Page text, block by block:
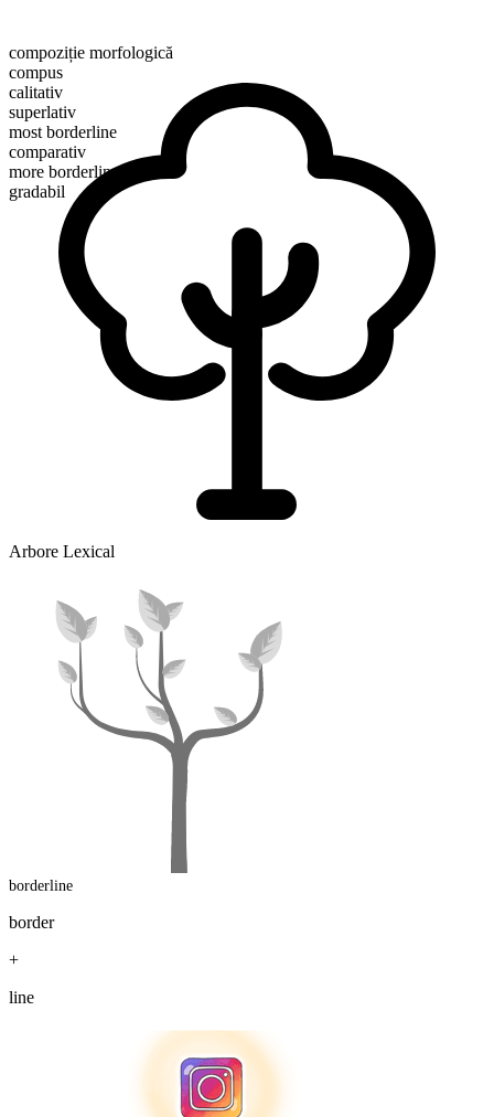
compoziție morfologică
compus
calitativ
superlativ
most borderline
comparativ
more borderline
gradabil
Arbore Lexical
borderline
border
+
line